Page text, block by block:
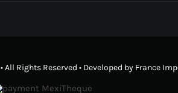
• All Rights Reserved • Developed by France